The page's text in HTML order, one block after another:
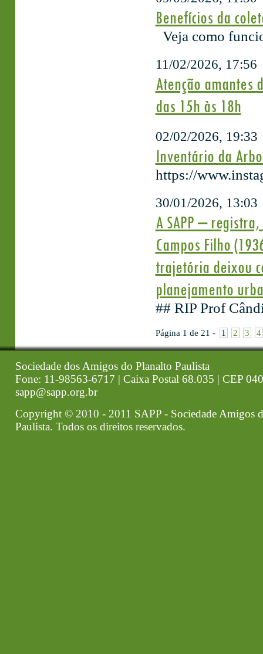
Benefícios da
Veja como
11/02/2026, 17:56
Atenção amantes
das 15h às 18h
02/02/2026, 19:33
Inventário da
https://
30/01/2026, 13:03
A SAPP –
Campos Filho
trajetória deixou
planejamento
## RIP Prof
Página 1 de 21 - 1 2 3 4
Sociedade dos Amigos do Planalto Paulista
Fone: 11-98563-6717 | Caixa Postal 68.035 | CEP
sapp@sapp.org.br
Copyright © 2010 - 2011 SAPP - Sociedade Amigos
Paulista. Todos os direitos reservados.